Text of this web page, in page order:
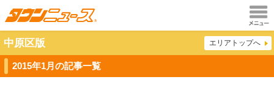
メニュ
ー
中原区版 エリアトップへ
2015年1月の記事一覧